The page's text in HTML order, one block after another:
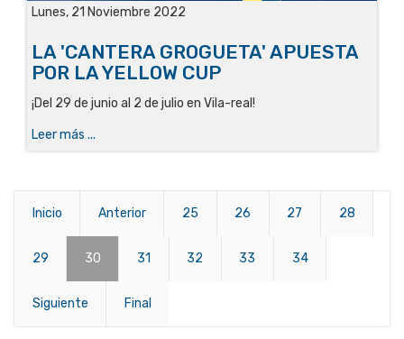
Lunes, 21 Noviembre 2022
LA 'CANTERA GROGUETA' APUESTA
POR LA YELLOW CUP
¡Del 29 de junio al 2 de julio en Vila-real!
Leer más ...
Inicio Anterior 25 26 27 28
29 30 31 32 33 34
Siguiente Final